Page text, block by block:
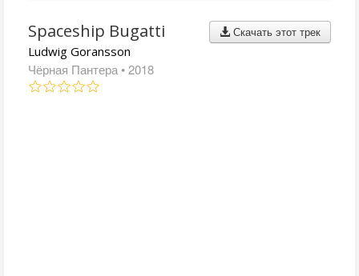
Скачать этот трек
Spaceship Bugatti
Ludwig Goransson
Чёрная Пантера • 2018